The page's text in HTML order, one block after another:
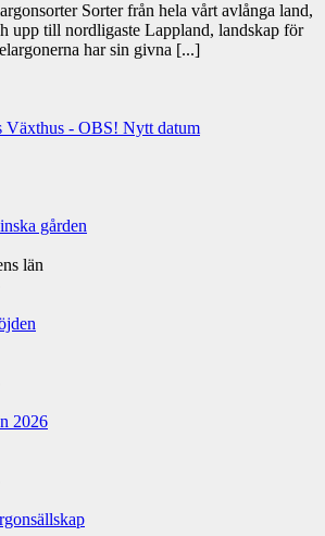
Sorter från hela vårt avlånga land,
upp till nordligaste Lappland, landskap för
har sin givna [...]
Växthus - OBS! Nytt datum
gården
län
2026